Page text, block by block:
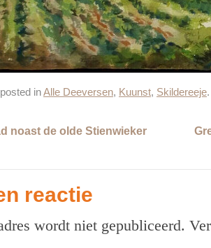
inAlle Deeversen, Kuunst, Skildereeje
noast de olde Stienwieker
reactie
wordt niet gepubliceerd.